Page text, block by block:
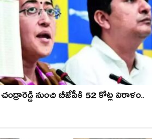
నుంచి బీజేపీకి 52 కోట్ల విరాళం..